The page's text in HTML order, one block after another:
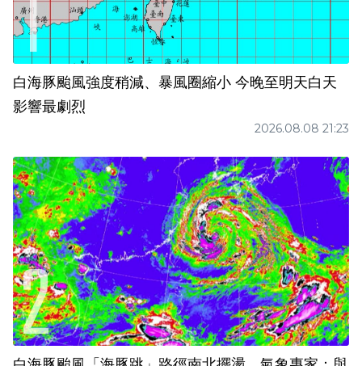
白海豚颱風強度稍減、暴風圈縮小 今晚至明天白天
影響最劇烈
2026.08.08 21:23